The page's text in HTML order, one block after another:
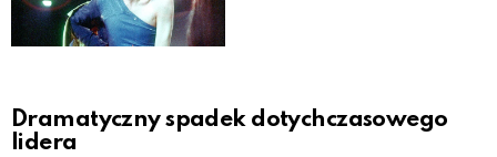
Dramatyczny spadek dotychczasowego
lidera